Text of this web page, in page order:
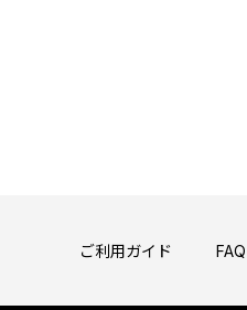
ご利用ガイド FAQ